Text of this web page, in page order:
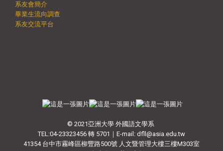
系友會簡介
畢業生流向調查
系友交流平台
© 2021亞洲大學 外國語文學系
TEL:04-23323456 轉 5701｜E-mail: dfll@asia.edu.tw
41354 台中市霧峰區柳豐路500號 人文暨管理大樓三樓M303室